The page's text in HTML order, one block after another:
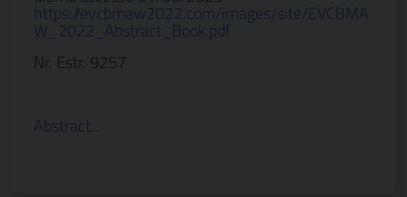
https://evcbmaw2022.com/images/site/EVCBMA
W_2022_Abstract_Book.pdf
Nr. Estr. 9257
Abstract…